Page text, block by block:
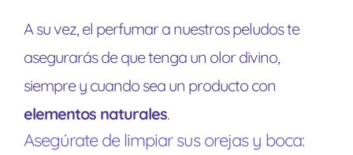
A su vez, el perfumar a nuestros peludos te
asegurarás de que tenga un olor divino,
siempre y cuando sea un producto con
elementos naturales.
Asegúrate de limpiar sus orejas y boca: